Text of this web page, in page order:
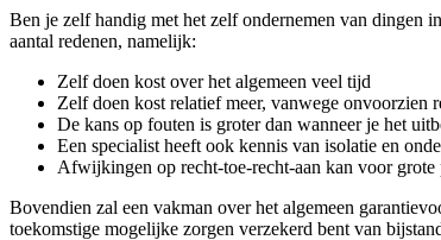
Ben je zelf handig met het zelf ondernemen van dingen
aantal redenen, namelijk:
Zelf doen kost over het algemeen veel tijd
Zelf doen kost relatief meer, vanwege onvoorzien
De kans op fouten is groter dan wanneer je het
Een specialist heeft ook kennis van isolatie en
Afwijkingen op recht-toe-recht-aan kan voor grote
Bovendien zal een vakman over het algemeen
toekomstige mogelijke zorgen verzekerd bent van